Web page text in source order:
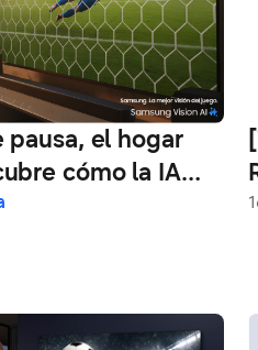
pausa, el hogar
cómo la IA
15 minutos de